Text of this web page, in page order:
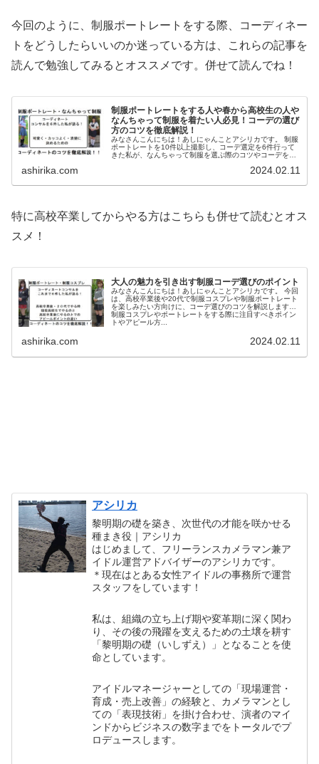
今回のように、制服ポートレートをする際、コーディネー
トをどうしたらいいのか迷っている方は、これらの記事を
読んで勉強してみるとオススメです。併せて読んでね！
制服ポートレートをする人や春から高校生の人や
なんちゃって制服を着たい人必見！コーデの選び
方のコツを徹底解説！
みなさんこんにちは！あしにゃんことアシリカです。 制服
ポートレートを10件以上撮影し、コーデ選定を6件行って
きた私が、なんちゃって制服を選ぶ際のコツやコーデを選
ashirika.com 2024.02.11
特に高校卒業してからやる方はこちらも併せて読むとオス
スメ！
大人の魅力を引き出す制服コーデ選びのポイント
みなさんこんにちは！あしにゃんことアシリカです。 今回
は、高校卒業後や20代で制服コスプレや制服ポートレート
を楽しみたい方向けに、コーデ選びのコツを解説します！
制服コスプレやポートレートをする際に注目すべきポイン
トやアピール方...
ashirika.com 2024.02.11
アシリカ
黎明期の礎を築き、次世代の才能を咲かせる
種まき役｜アシリカ
はじめまして、フリーランスカメラマン兼ア
イドル運営アドバイザーのアシリカです。
＊現在はとある女性アイドルの事務所で運営
スタッフをしています！
私は、組織の立ち上げ期や変革期に深く関わ
り、その後の飛躍を支えるための土壌を耕す
「黎明期の礎（いしずえ）」となることを使
命としています。
アイドルマネージャーとしての「現場運営・
育成・売上改善」の経験と、カメラマンとし
ての「表現技術」を掛け合わせ、演者のマイ
ンドからビジネスの数字までをトータルでプ
ロデュースします。